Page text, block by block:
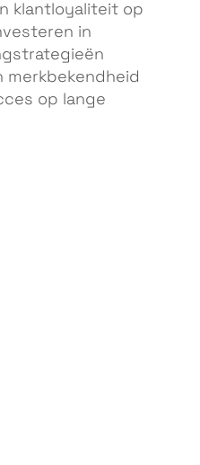
klantloyaliteit op
in
merkbekendheid
op lange